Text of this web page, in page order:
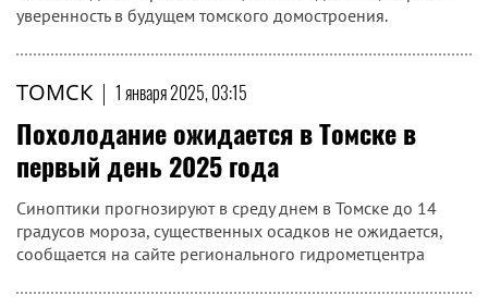
уверенность в будущем томского домостроения.
ТОМСК | 1 января 2025, 03:15
Похолодание ожидается в Томске в
первый день 2025 года
Синоптики прогнозируют в среду днем в Томске до 14
градусов мороза, существенных осадков не ожидается,
сообщается на сайте регионального гидрометцентра